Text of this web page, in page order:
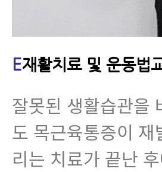
E재활치료 및 운동법
잘못된 생활습관을
도 목근육통증이
리는 치료가 끝난